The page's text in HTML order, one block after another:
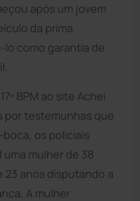
após um jovem
da prima
como garantia de
BPM ao site Achei
por testemunhas que
os policiais
mulher de 38
23 anos disputando a
A mulher